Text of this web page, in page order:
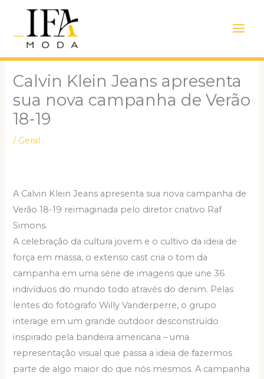
conteúdo
Menu
Calvin Klein Jeans apresenta
sua nova campanha de Verão
18-19
/ Geral
A Calvin Klein Jeans apresenta sua nova campanha de
Verão 18-19 reimaginada pelo diretor criativo Raf
Simons.
A celebração da cultura jovem e o cultivo da ideia de
força em massa, o extenso cast cria o tom da
campanha em uma série de imagens que une 36
indivíduos do mundo todo através do denim. Pelas
lentes do fotógrafo Willy Vanderperre, o grupo
interage em um grande outdoor desconstruído
inspirado pela bandeira americana – uma
representação visual que passa a ideia de fazermos
parte de algo maior do que nós mesmos. A campanha